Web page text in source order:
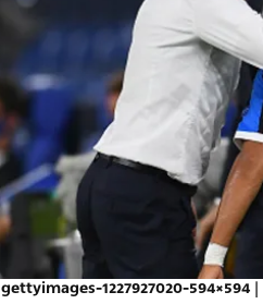
gettyimages-1227927020-594×594 |